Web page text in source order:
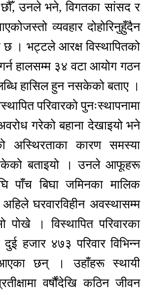
उनले भने, विगतका सांसद र
व्यवहार दोहोरिनुहुँदैन
छ । भट्टले आरक्ष विस्थापितको
हालसम्म ३४ वटा आयोग गठन
हासिल हुन नसकेको बताए ।
परिवारको पुनःस्थापनामा
गरेको बहाना देखाइयो भने
अस्थिरताका कारण समस्या
बताइयो । उनले आफूहरू
पाँच बिघा जमिनका मालिक
घरवारविहीन अवस्थासम्म
। विस्थापित परिवारका
हजार ४७३ परिवार विभिन्न
आएका छन् । उहाँहरू स्थायी
वर्षौंदेखि कठिन जीवन